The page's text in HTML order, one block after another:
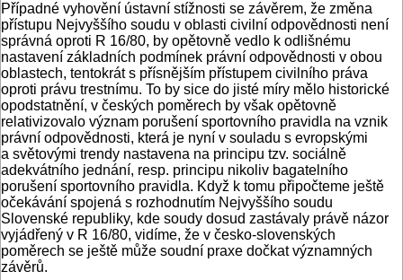
Případné vyhovění ústavní stížnosti se závěrem, že změna
přístupu Nejvyššího soudu v oblasti civilní odpovědnosti není
správná oproti R 16/80, by opětovně vedlo k odlišnému
nastavení základních podmínek právní odpovědnosti v obou
oblastech, tentokrát s přísnějším přístupem civilního práva
oproti právu trestnímu. To by sice do jisté míry mělo historické
opodstatnění, v českých poměrech by však opětovně
relativizovalo význam porušení sportovního pravidla na vznik
právní odpovědnosti, která je nyní v souladu s evropskými
a světovými trendy nastavena na principu tzv. sociálně
adekvátního jednání, resp. principu nikoliv bagatelního
porušení sportovního pravidla. Když k tomu připočteme ještě
očekávání spojená s rozhodnutím Nejvyššího soudu
Slovenské republiky, kde soudy dosud zastávaly právě názor
vyjádřený v R 16/80, vidíme, že v česko-slovenských
poměrech se ještě může soudní praxe dočkat významných
závěrů.